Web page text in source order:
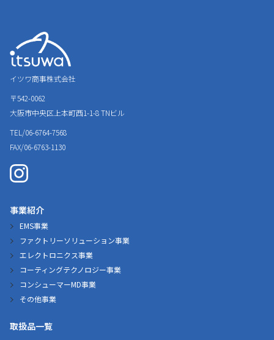
イツワ商事株式会社
〒542-0062
大阪市中央区上本町西1-1-8TNビル
TEL/06-6764-7568
FAX/06-6763-1130
事業紹介
EMS事業
ファクトリーソリューション事業
エレクトロニクス事業
コーティングテクノロジー事業
コンシューマーMD事業
その他事業
取扱品一覧